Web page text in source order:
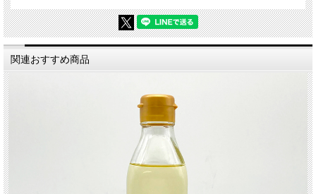
関連おすすめ商品